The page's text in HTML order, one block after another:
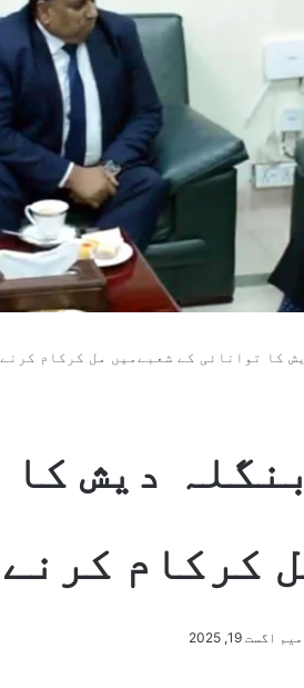
کا توانائی کے شعبےمیں مل کرکام
دیش
کرکام
19, 2025